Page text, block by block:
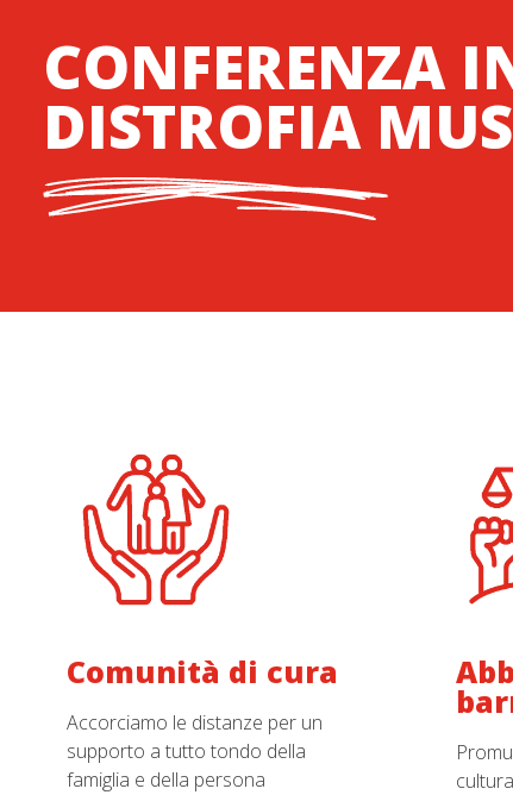
CONFERENZA
DISTROFIA
Comunità di cura
Accorciamo le distanze per un
supporto a tutto tondo della
famiglia e della persona